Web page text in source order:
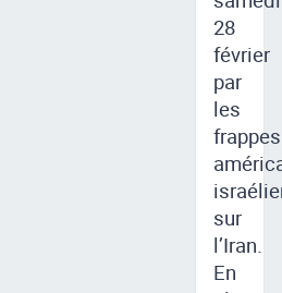
28
février
par
les
frappes
sur
l’Iran.
En